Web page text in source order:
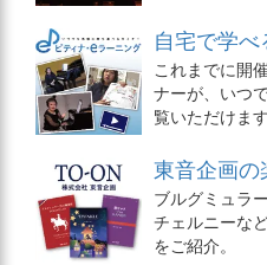
自宅で学
これまでに開
ナーが、いつ
覧いただけま
東音企画の
ブルグミュラ
チェルニーな
をご紹介。